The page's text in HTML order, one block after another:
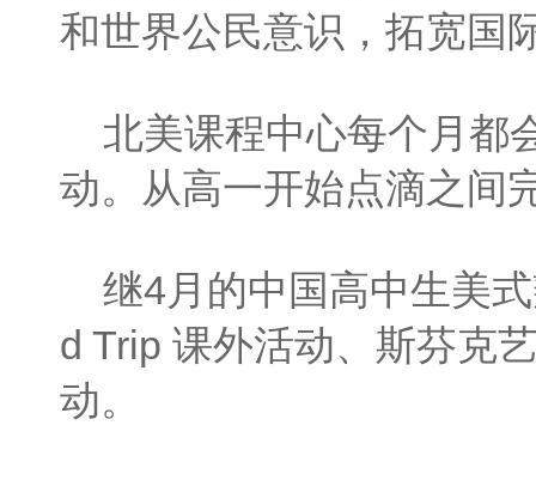
和世界公民意识，拓宽国
北美课程中心每个月都
动。从高一开始点滴之间
继4月的中国高中生美
d Trip 课外活动、斯芬克
动。